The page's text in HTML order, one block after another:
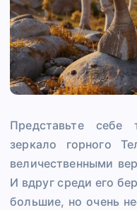
Представьте себе
зеркало горного
величественными
И вдруг среди его
большие, но очень